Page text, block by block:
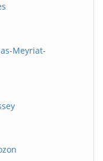
Meyriat-